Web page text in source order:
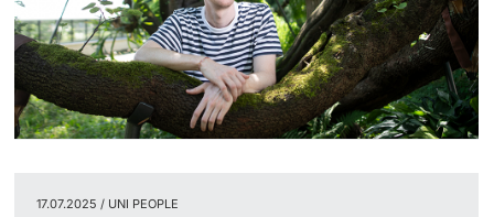
17.07.2025 / UNI PEOPLE